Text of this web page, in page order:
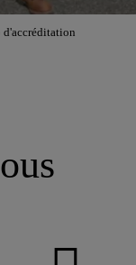
d'accréditation